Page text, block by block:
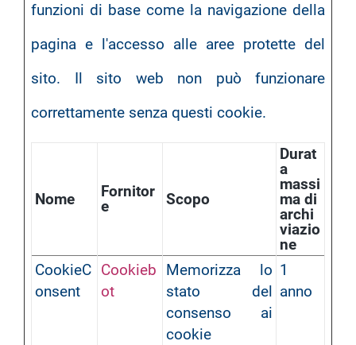
funzioni di base come la navigazione della
pagina e l'accesso alle aree protette del
sito. Il sito web non può funzionare
correttamente senza questi cookie.
Nome
Fornitor
e
Scopo
Durat
a
massi
ma di
archi
viazio
ne
CookieC
onsent
Cookieb
ot
Memorizza lo
stato del
consenso ai
cookie
1
anno